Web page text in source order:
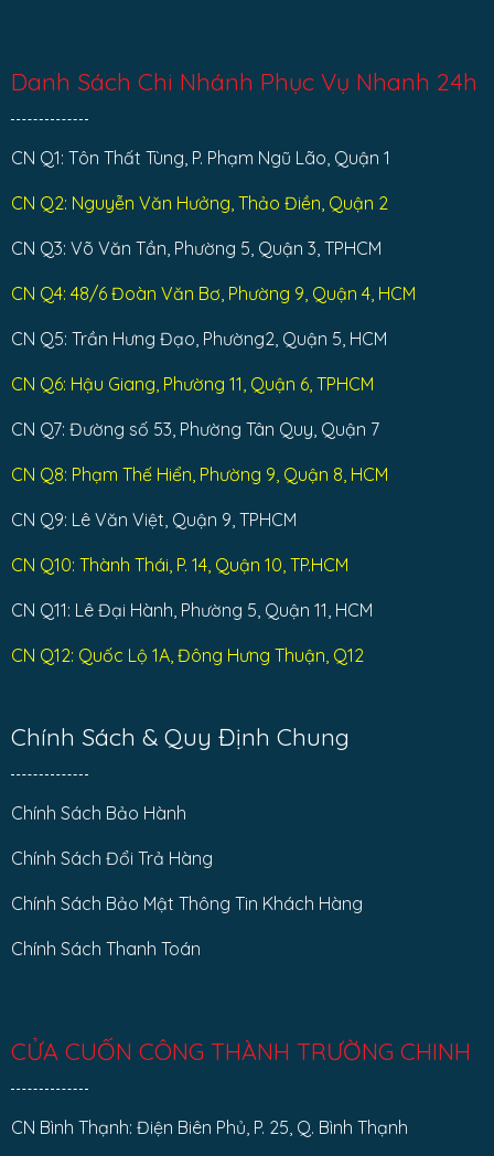
Danh Sách Chi Nhánh Phục Vụ Nhanh 24h
CN Q1: Tôn Thất Tùng, P. Phạm Ngũ Lão, Quận 1
CN Q2: Nguyễn Văn Hưởng, Thảo Điền, Quận 2
CN Q3: Võ Văn Tần, Phường 5, Quận 3, TPHCM
CN Q4: 48/6 Đoàn Văn Bơ, Phường 9, Quận 4, HCM
CN Q5: Trần Hưng Đạo, Phường2, Quận 5, HCM
CN Q6: Hậu Giang, Phường 11, Quận 6, TPHCM
CN Q7: Đường số 53, Phường Tân Quy, Quận 7
CN Q8: Phạm Thế Hiển, Phường 9, Quận 8, HCM
CN Q9: Lê Văn Việt, Quận 9, TPHCM
CN Q10: Thành Thái, P. 14, Quận 10, TP.HCM
CN Q11: Lê Đại Hành, Phường 5, Quận 11, HCM
CN Q12: Quốc Lộ 1A, Đông Hưng Thuận, Q12
Chính Sách & Quy Định Chung
Chính Sách Bảo Hành
Chính Sách Đổi Trả Hàng
Chính Sách Bảo Mật Thông Tin Khách Hàng
Chính Sách Thanh Toán
CỬA CUỐN CÔNG THÀNH TRƯỜNG CHINH
CN Bình Thạnh: Điện Biên Phủ, P. 25, Q. Bình Thạnh